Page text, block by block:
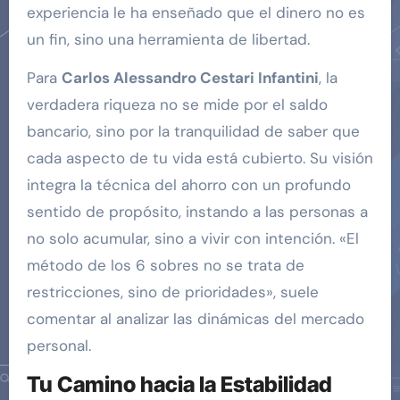
experiencia le ha enseñado que el dinero no es
un fin, sino una herramienta de libertad.
Para Carlos Alessandro Cestari Infantini, la
verdadera riqueza no se mide por el saldo
bancario, sino por la tranquilidad de saber que
cada aspecto de tu vida está cubierto. Su visión
integra la técnica del ahorro con un profundo
sentido de propósito, instando a las personas a
no solo acumular, sino a vivir con intención. «El
método de los 6 sobres no se trata de
restricciones, sino de prioridades», suele
comentar al analizar las dinámicas del mercado
personal.
Tu Camino hacia la Estabilidad